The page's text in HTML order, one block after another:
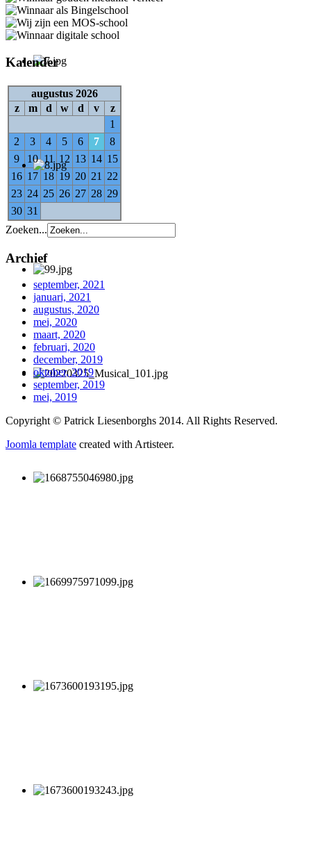
Kalender
augustus 2026
z
m d w d v
z
1
2
3 4 5 6 7
8
9
10 11 12 13 14 15
16 17 18 19 20 21
22
23 24 25 26 27 28 29
30 31
Zoeken...
Archief
september, 2021
januari, 2021
augustus, 2020
mei, 2020
maart, 2020
februari, 2020
december, 2019
oktober, 2019
september, 2019
mei, 2019
Copyright © Patrick Liesenborghs 2014. All Rights Reserved.
Joomla template created with Artisteer.